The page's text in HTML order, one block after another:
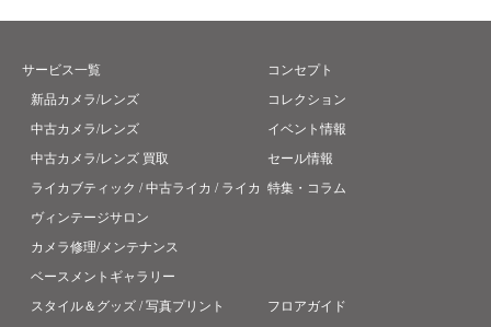
サービス一覧
新品カメラ/レンズ
中古カメラ/レンズ
中古カメラ/レンズ 買取
ライカブティック / 中古ライカ / ライカ
ヴィンテージサロン
カメラ修理/メンテナンス
ベースメントギャラリー
スタイル＆グッズ / 写真プリント
コンセプト
コレクション
イベント情報
セール情報
特集・コラム
フロアガイド